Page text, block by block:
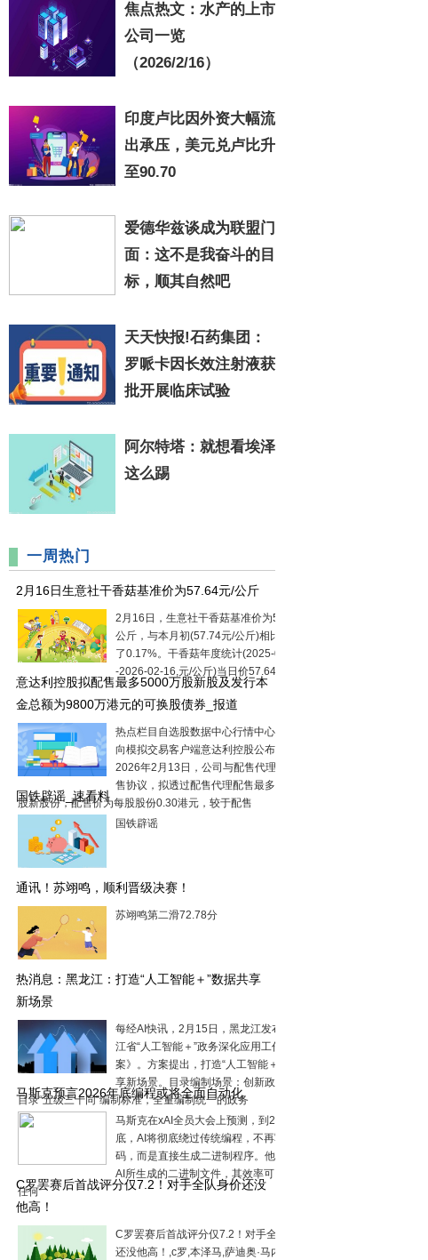
焦点热文：水产的上市
公司一览
（2026/2/16）
印度卢比因外资大幅流
出承压，美元兑卢比升
至90.70
爱德华兹谈成为联盟门
面：这不是我奋斗的目
标，顺其自然吧
天天快报!石药集团：
罗哌卡因长效注射液获
批开展临床试验
阿尔特塔：就想看埃泽
这么踢
一周热门
2月16日生意社干香菇基准价为57.64元/公斤
2月16日，生意社干香菇基准价为57.64元/
公斤，与本月初(57.74元/公斤)相比，下降
了0.17%。干香菇年度统计(2025-02-16-
-2026-02-16,元/公斤)当日价57.64日涨幅
意达利控股拟配售最多5000万股新股及发行本
金总额为9800万港元的可换股债券_报道
热点栏目自选股数据中心行情中心资金流
向模拟交易客户端意达利控股公布，于
2026年2月13日，公司与配售代理订立配
售协议，拟透过配售代理配售最多5000万
股新股份，配售价为每股股份0.30港元，较于配售
国铁辟谣_速看料
国铁辟谣
通讯！苏翊鸣，顺利晋级决赛！
苏翊鸣第二滑72.78分
热消息：黑龙江：打造“人工智能＋”数据共享
新场景
每经AI快讯，2月15日，黑龙江发布《黑龙
江省“人工智能＋”政务深化应用工作方
案》。方案提出，打造“人工智能＋”数据共
享新场景。目录编制场景：创新政务数据
目录“五级三十同”编制标准，全量编制统一的政务
马斯克预言2026年底编程或将全面自动化
马斯克在xAI全员大会上预测，到2026年
底，AI将彻底绕过传统编程，不再写代
码，而是直接生成二进制程序。他认为，
AI所生成的二进制文件，其效率可以超过
任何
C罗罢赛后首战评分仅7.2！对手全队身价还没
他高！
C罗罢赛后首战评分仅7.2！对手全队身价
还没他高！,c罗,本泽马,萨迪奥·马内